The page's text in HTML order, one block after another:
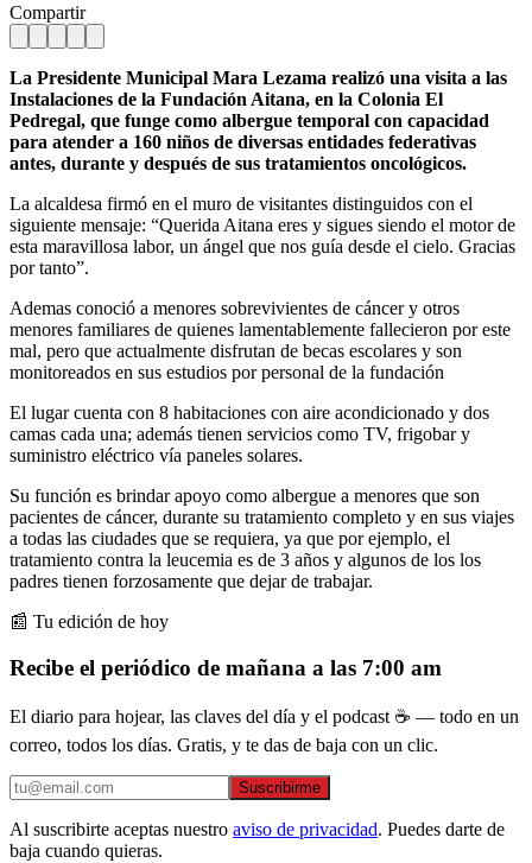
Compartir
La Presidente Municipal Mara Lezama realizó una visita a las
Instalaciones de la Fundación Aitana, en la Colonia El
Pedregal, que funge como albergue temporal con capacidad
para atender a 160 niños de diversas entidades federativas
antes, durante y después de sus tratamientos oncológicos.
La alcaldesa firmó en el muro de visitantes distinguidos con el
siguiente mensaje: “Querida Aitana eres y sigues siendo el motor de
esta maravillosa labor, un ángel que nos guía desde el cielo. Gracias
por tanto”.
Ademas conoció a menores sobrevivientes de cáncer y otros
menores familiares de quienes lamentablemente fallecieron por este
mal, pero que actualmente disfrutan de becas escolares y son
monitoreados en sus estudios por personal de la fundación
El lugar cuenta con 8 habitaciones con aire acondicionado y dos
camas cada una; además tienen servicios como TV, frigobar y
suministro eléctrico vía paneles solares.
Su función es brindar apoyo como albergue a menores que son
pacientes de cáncer, durante su tratamiento completo y en sus viajes
a todas las ciudades que se requiera, ya que por ejemplo, el
tratamiento contra la leucemia es de 3 años y algunos de los los
padres tienen forzosamente que dejar de trabajar.
📰 Tu edición de hoy
Recibe el periódico de mañana a las 7:00 am
El diario para hojear, las claves del día y el podcast ☕ — todo en un
correo, todos los días. Gratis, y te das de baja con un clic.
Suscribirme
Al suscribirte aceptas nuestro aviso de privacidad. Puedes darte de
baja cuando quieras.